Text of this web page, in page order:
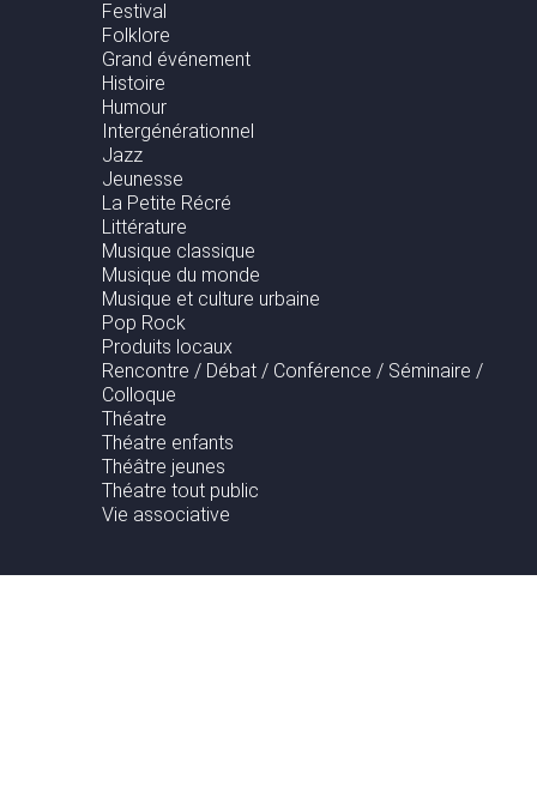
Festival
Folklore
Grand événement
Histoire
Humour
Intergénérationnel
Jazz
Jeunesse
La Petite Récré
Littérature
Musique classique
Musique du monde
Musique et culture urbaine
Pop Rock
Produits locaux
Rencontre / Débat / Conférence / Séminaire /
Colloque
Théatre
Théatre enfants
Théâtre jeunes
Théatre tout public
Vie associative